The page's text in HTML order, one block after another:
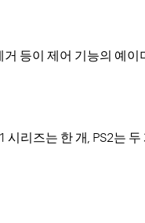
등이 제어 기능의 예이
리즈는 한 개, PS2는